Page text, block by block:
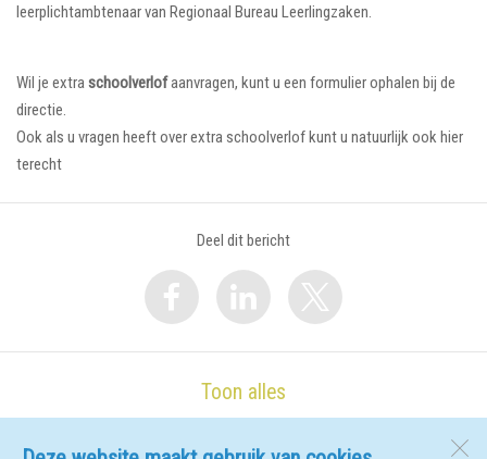
leerplichtambtenaar van Regionaal Bureau Leerlingzaken.
Wil je extraschoolverlofaanvragen, kunt u een formulier ophalen bij de
directie.
Ook als u vragen heeft over extra schoolverlof kunt u natuurlijk ook hier
terecht
Deel dit bericht
Toon alles